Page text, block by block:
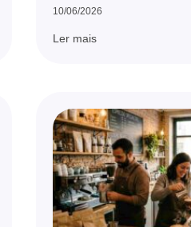
10/06/2026
Ler mais